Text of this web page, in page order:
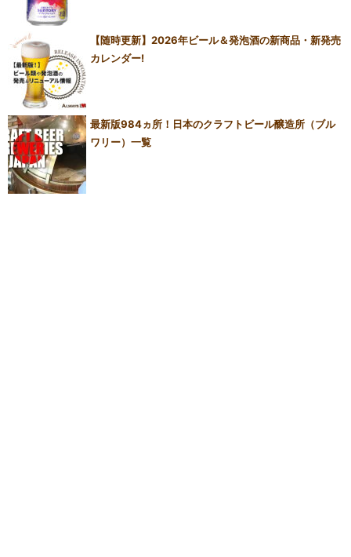
【随時更新】2026年ビール＆発泡酒の新商品・新発売
カレンダー!
最新版984ヵ所！日本のクラフトビール醸造所（ブル
ワリー）一覧